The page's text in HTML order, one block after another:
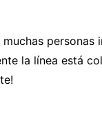
muchas personas
la línea está